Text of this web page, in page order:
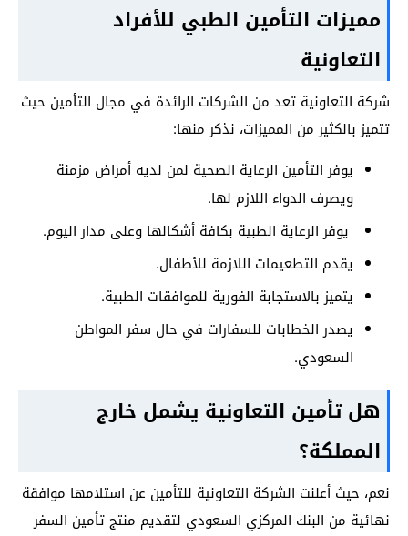
مميزات التأمين الطبي للأفراد
التعاونية
شركة التعاونية تعد من الشركات الرائدة في مجال التأمين حيث
تتميز بالكثير من المميزات، نذكر منها:
يوفر التأمين الرعاية الصحية لمن لديه أمراض مزمنة
ويصرف الدواء اللازم لها.
يوفر الرعاية الطبية بكافة أشكالها وعلى مدار اليوم.
يقدم التطعيمات اللازمة للأطفال.
يتميز بالاستجابة الفورية للموافقات الطبية.
يصدر الخطابات للسفارات في حال سفر المواطن
السعودي.
هل تأمين التعاونية يشمل خارج
المملكة؟
نعم، حيث أعلنت الشركة التعاونية للتأمين عن استلامها موافقة
نهائية من البنك المركزي السعودي لتقديم منتج تأمين السفر